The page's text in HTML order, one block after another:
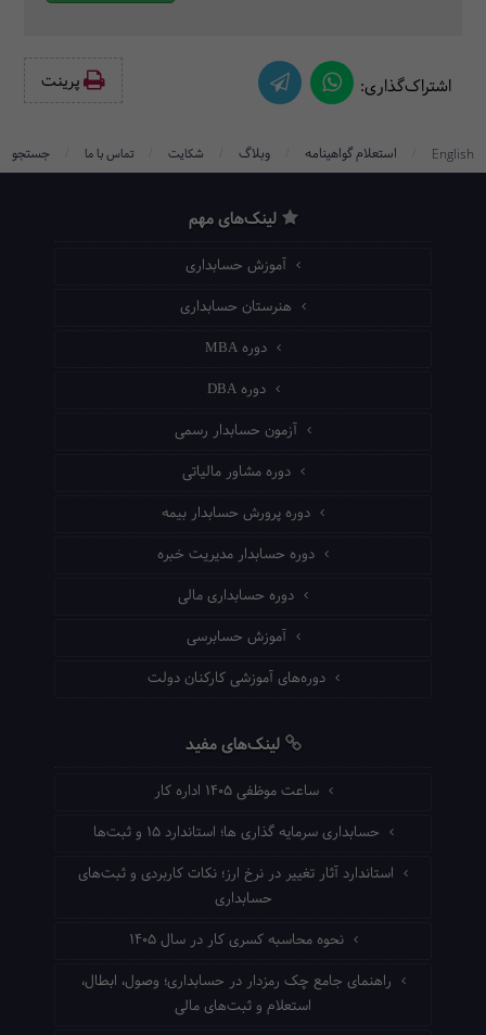
اشتراک‌گذاری: پرینت‌
English استعلام گواهینامه وبلاگ شکایت تماس با ما جستجو
لینک‌های مهم
آموزش حسابداری
هنرستان حسابداری
دوره MBA
دوره DBA
آزمون حسابدار رسمی
دوره مشاور مالیاتی
دوره پرورش حسابدار بیمه
دوره حسابدار مدیریت خبره
دوره حسابداری مالی
آموزش حسابرسی
دوره‌های آموزشی کارکنان دولت
لینک‌های مفید
ساعت موظفی ۱۴۰۵ اداره کار
حسابداری سرمایه گذاری ها؛ استاندارد ۱۵ و ثبت‌ها
استاندارد آثار تغییر در نرخ ارز؛ نکات کاربردی و ثبت‌های
حسابداری
نحوه محاسبه کسری کار در سال ۱۴۰۵
راهنمای جامع چک رمزدار در حسابداری؛ وصول، ابطال،
استعلام و ثبت‌های مالی